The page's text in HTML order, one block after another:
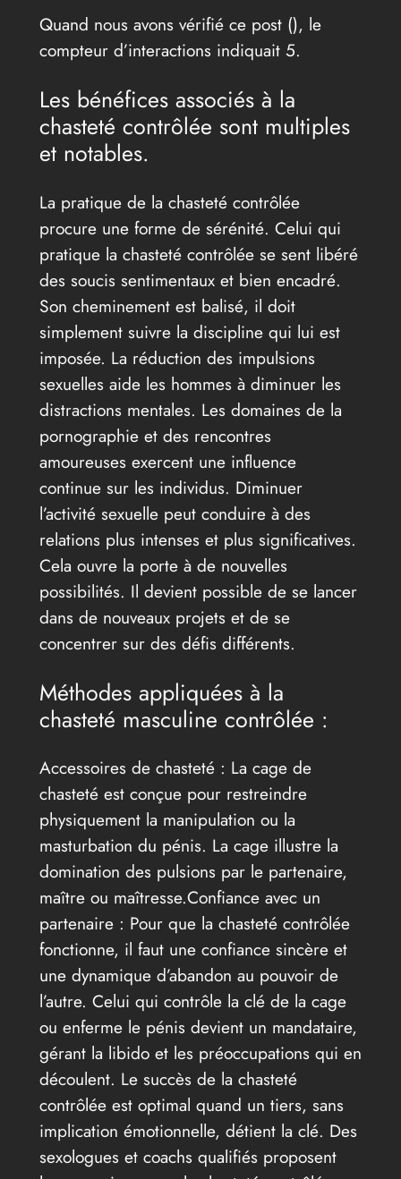
Quand nous avons vérifié ce post (), le
compteur d’interactions indiquait 5.
Les bénéfices associés à la
chasteté contrôlée sont multiples
et notables.
La pratique de la chasteté contrôlée
procure une forme de sérénité. Celui qui
pratique la chasteté contrôlée se sent libéré
des soucis sentimentaux et bien encadré.
Son cheminement est balisé, il doit
simplement suivre la discipline qui lui est
imposée. La réduction des impulsions
sexuelles aide les hommes à diminuer les
distractions mentales. Les domaines de la
pornographie et des rencontres
amoureuses exercent une influence
continue sur les individus. Diminuer
l’activité sexuelle peut conduire à des
relations plus intenses et plus significatives.
Cela ouvre la porte à de nouvelles
possibilités. Il devient possible de se lancer
dans de nouveaux projets et de se
concentrer sur des défis différents.
Méthodes appliquées à la
chasteté masculine contrôlée :
Accessoires de chasteté : La cage de
chasteté est conçue pour restreindre
physiquement la manipulation ou la
masturbation du pénis. La cage illustre la
domination des pulsions par le partenaire,
maître ou maîtresse.Confiance avec un
partenaire : Pour que la chasteté contrôlée
fonctionne, il faut une confiance sincère et
une dynamique d’abandon au pouvoir de
l’autre. Celui qui contrôle la clé de la cage
ou enferme le pénis devient un mandataire,
gérant la libido et les préoccupations qui en
découlent. Le succès de la chasteté
contrôlée est optimal quand un tiers, sans
implication émotionnelle, détient la clé. Des
sexologues et coachs qualifiés proposent